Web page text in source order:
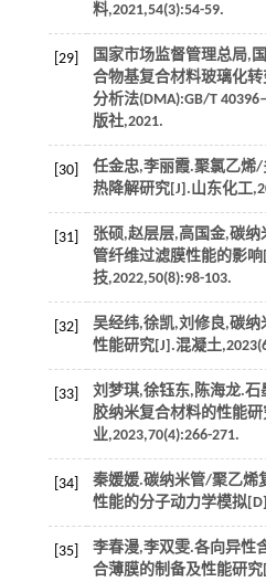
料,2021,54(3):54-59.
[29] 国家市场监督管理总局,
合物基复合材料玻璃化
分析法(DMA):GB/T
版社,2021.
[30]
任金忠,李丽霞.聚氯乙烯
热降解研究[J].山东化工,
[31]
张硕,赵层层,高国金,碳
管纤维过滤膜性能的影响
技,2022,50(8):98-103.
[32]
吴经纬,徐凯,刘修良,碳
性能研究[J].混凝土,2023
[33]
刘梦琪,徐钰东,陈海龙.
胶纳米复合材料的性能研
业,2023,70(4):266-271.
[34]
秦媛媛.碳纳米管/聚乙烯
性能的分子动力学模拟
[35]
李春漫,李双雯.各向异性
合薄膜的制备及性能研究